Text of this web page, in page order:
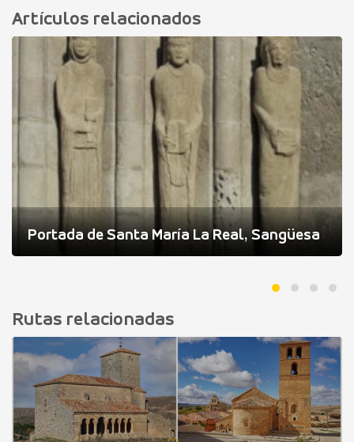
Artículos relacionados
Portada de Santa María La Real, Sangüesa
Rutas relacionadas